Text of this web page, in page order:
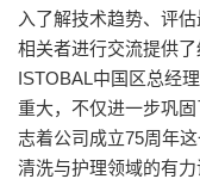
入了解技术趋势、评
相关者进行交流提供了
ISTOBAL中国区总经
重大，不仅进一步巩
志着公司成立75周年
清洗与护理领域的有